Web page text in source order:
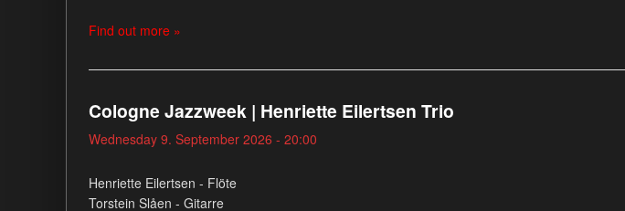
Find out more »
Cologne Jazzweek | Henriette Eilertsen Trio
Wednesday 9. September 2026 - 20:00
Henriette Eilertsen - Flöte
Torstein Slåen - Gitarre